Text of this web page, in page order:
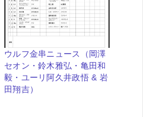
ウルフ金串ニュース（岡澤
セオン・鈴木雅弘・亀田和
毅・ユーリ阿久井政悟 & 岩
田翔吉）